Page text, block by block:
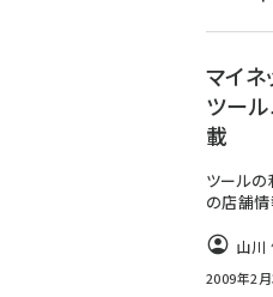
マイネ
ツー
載
ツールの
の店舗情
山川
2009年2